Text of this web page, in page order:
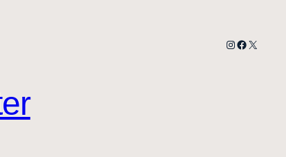
Instagram
Facebook
X